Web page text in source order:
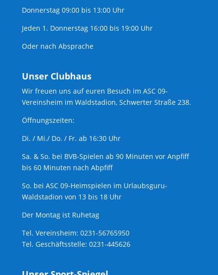
Donnerstag 09:00 bis 13:00 Uhr
Jeden 1. Donnerstag 16:00 bis 19:00 Uhr
Oder nach Absprache
Unser Clubhaus
Wir freuen uns auf euren Besuch im ASC 09-
Vereinsheim im Waldstadion, Schwerter Straße 238.
Öffnungszeiten:
Di. / Mi./ Do. / Fr. ab 16:30 Uhr
Sa. & So. bei BVB-Spielen ab 90 Minuten vor Anpfiff
bis 60 Minuten nach Abpfiff
So. bei ASC 09-Heimspielen im Urlaubsguru-
Waldstadion von 13 bis 18 Uhr
Der Montag ist Ruhetag
Tel. Vereinsheim: 0231-56765950
Tel. Geschäftsstelle: 0231-445626